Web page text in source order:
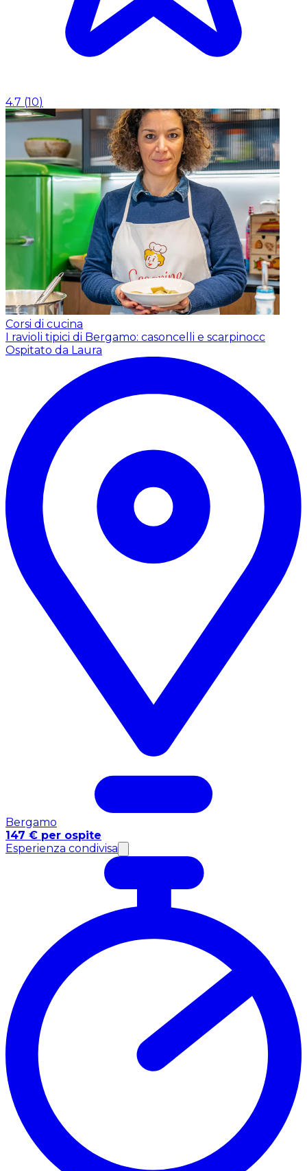
4.7 (10)
Corsi di cucina
I ravioli tipici di Bergamo: casoncelli e scarpinocc
Ospitato da Laura
Bergamo
147 € per ospite
Esperienza condivisa